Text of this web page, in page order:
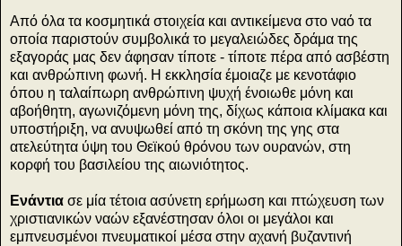
Από όλα τα κοσμητικά στοιχεία και αντικείμενα στο ναό τα
οποία παριστούν συμβολικά το μεγαλειώδες δράμα της
εξαγοράς μας δεν άφησαν τίποτε - τίποτε πέρα από ασβέστη
και ανθρώπινη φωνή. Η εκκλησία έμοιαζε με κενοτάφιο
όπου η ταλαίπωρη ανθρώπινη ψυχή ένοιωθε μόνη και
αβοήθητη, αγωνιζόμενη μόνη της, δίχως κάποια κλίμακα και
υποστήριξη, να ανυψωθεί από τη σκόνη της γης στα
ατελεύτητα ύψη του Θεϊκού θρόνου των ουρανών, στη
κορφή του βασιλείου της αιωνιότητος.
Ενάντια σε μία τέτοια ασύνετη ερήμωση και πτώχευση των
χριστιανικών ναών εξανέστησαν όλοι οι μεγάλοι και
εμπνευσμένοι πνευματικοί μέσα στην αχανή βυζαντινή